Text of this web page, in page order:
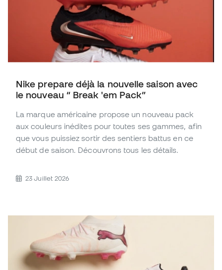
Nike prepare déjà la nouvelle saison avec
le nouveau “ Break 'em Pack”
La marque américaine propose un nouveau pack
aux couleurs inédites pour toutes ses gammes, afin
que vous puissiez sortir des sentiers battus en ce
début de saison. Découvrons tous les détails.
23 Juillet 2026